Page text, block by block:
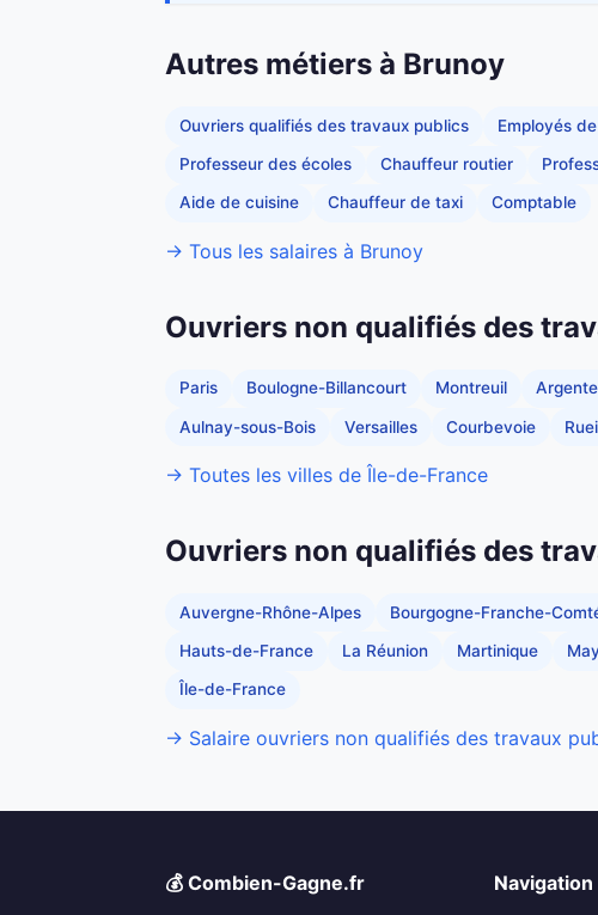
Autres métiers à Brunoy
Ouvriers qualifiés des travaux publics Employés
Professeur des écoles Chauffeur routier
Aide de cuisine Chauffeur de taxi Comptable
→ Tous les salaires à Brunoy
Ouvriers non qualifiés des
Paris Boulogne-Billancourt Montreuil
Aulnay-sous-Bois Versailles Courbevoie
→ Toutes les villes de Île-de-France
Ouvriers non qualifiés des
Auvergne-Rhône-Alpes Bourgogne-Franche-
Hauts-de-France La Réunion Martinique
Île-de-France
→ Salaire ouvriers non qualifiés des travaux
💰 Combien-Gagne.fr
Navigation